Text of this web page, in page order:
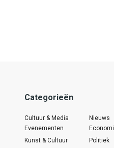
Categorieën
Cultuur & Media
Evenementen
Kunst & Cultuur
Nieuws
Politiek